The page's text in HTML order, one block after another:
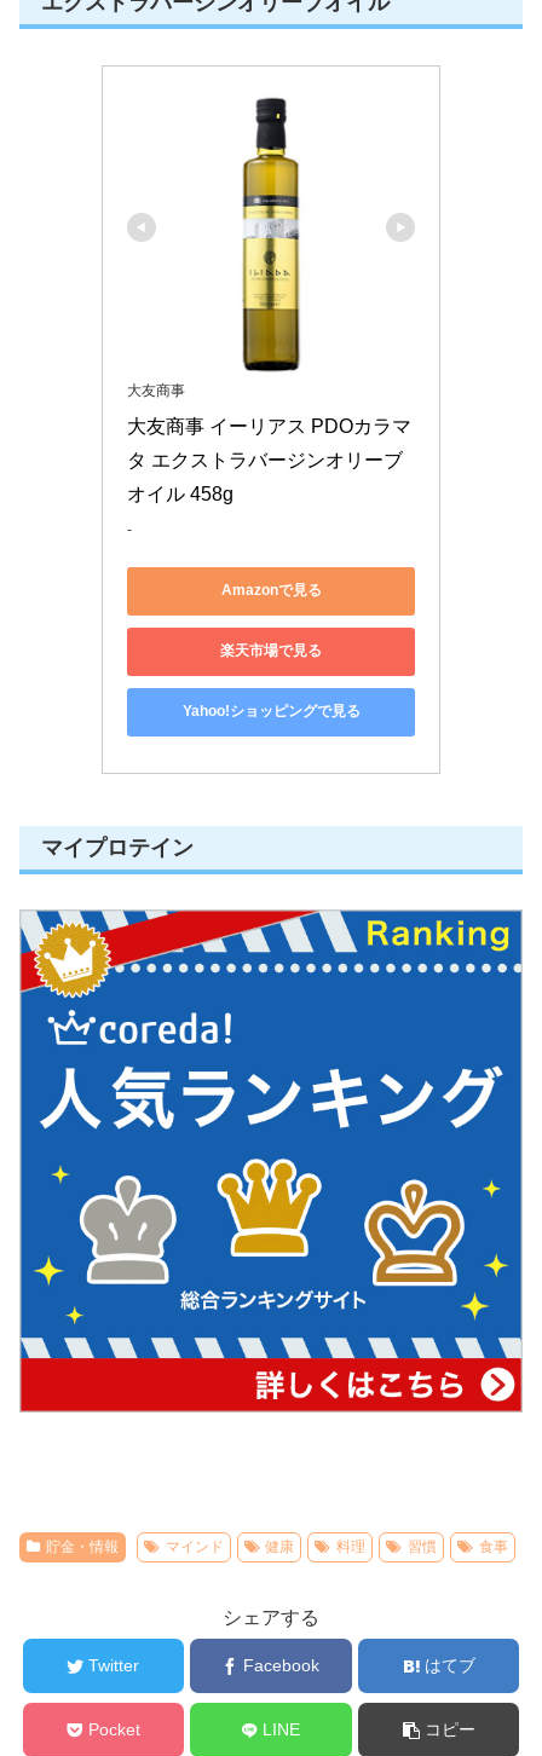
大友商事
大友商事 イーリアス PDOカラマ
タ エクストラバージンオリーブ
オイル 458g
-
Amazonで見る
楽天市場で見る
Yahoo!ショッピングで見る
マイプロテイン
貯金・情報 マインド 健康 料理 習慣 食事
シェアする
Twitter Facebook はてブ
Pocket LINE コピー